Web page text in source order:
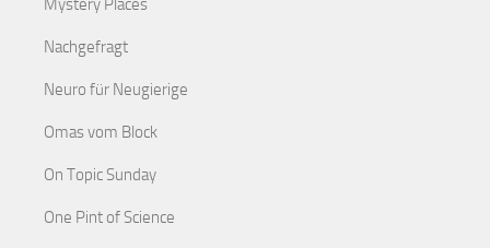
Mystery Places
Nachgefragt
Neuro für Neugierige
Omas vom Block
On Topic Sunday
One Pint of Science